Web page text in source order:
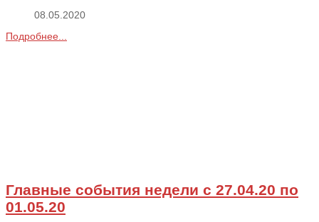
08.05.2020
Подробнее...
Главные события недели с 27.04.20 по
01.05.20